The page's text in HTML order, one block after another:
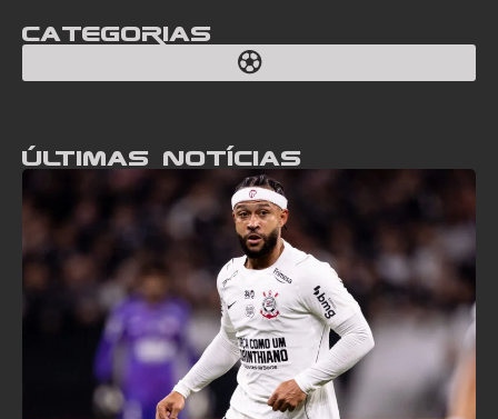
Categorias
Últimas notícias